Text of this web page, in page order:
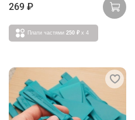
269 ₽
Плати частями 250 ₽ x 4